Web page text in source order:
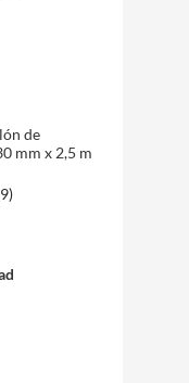
de
mm x 2,5 m
9)